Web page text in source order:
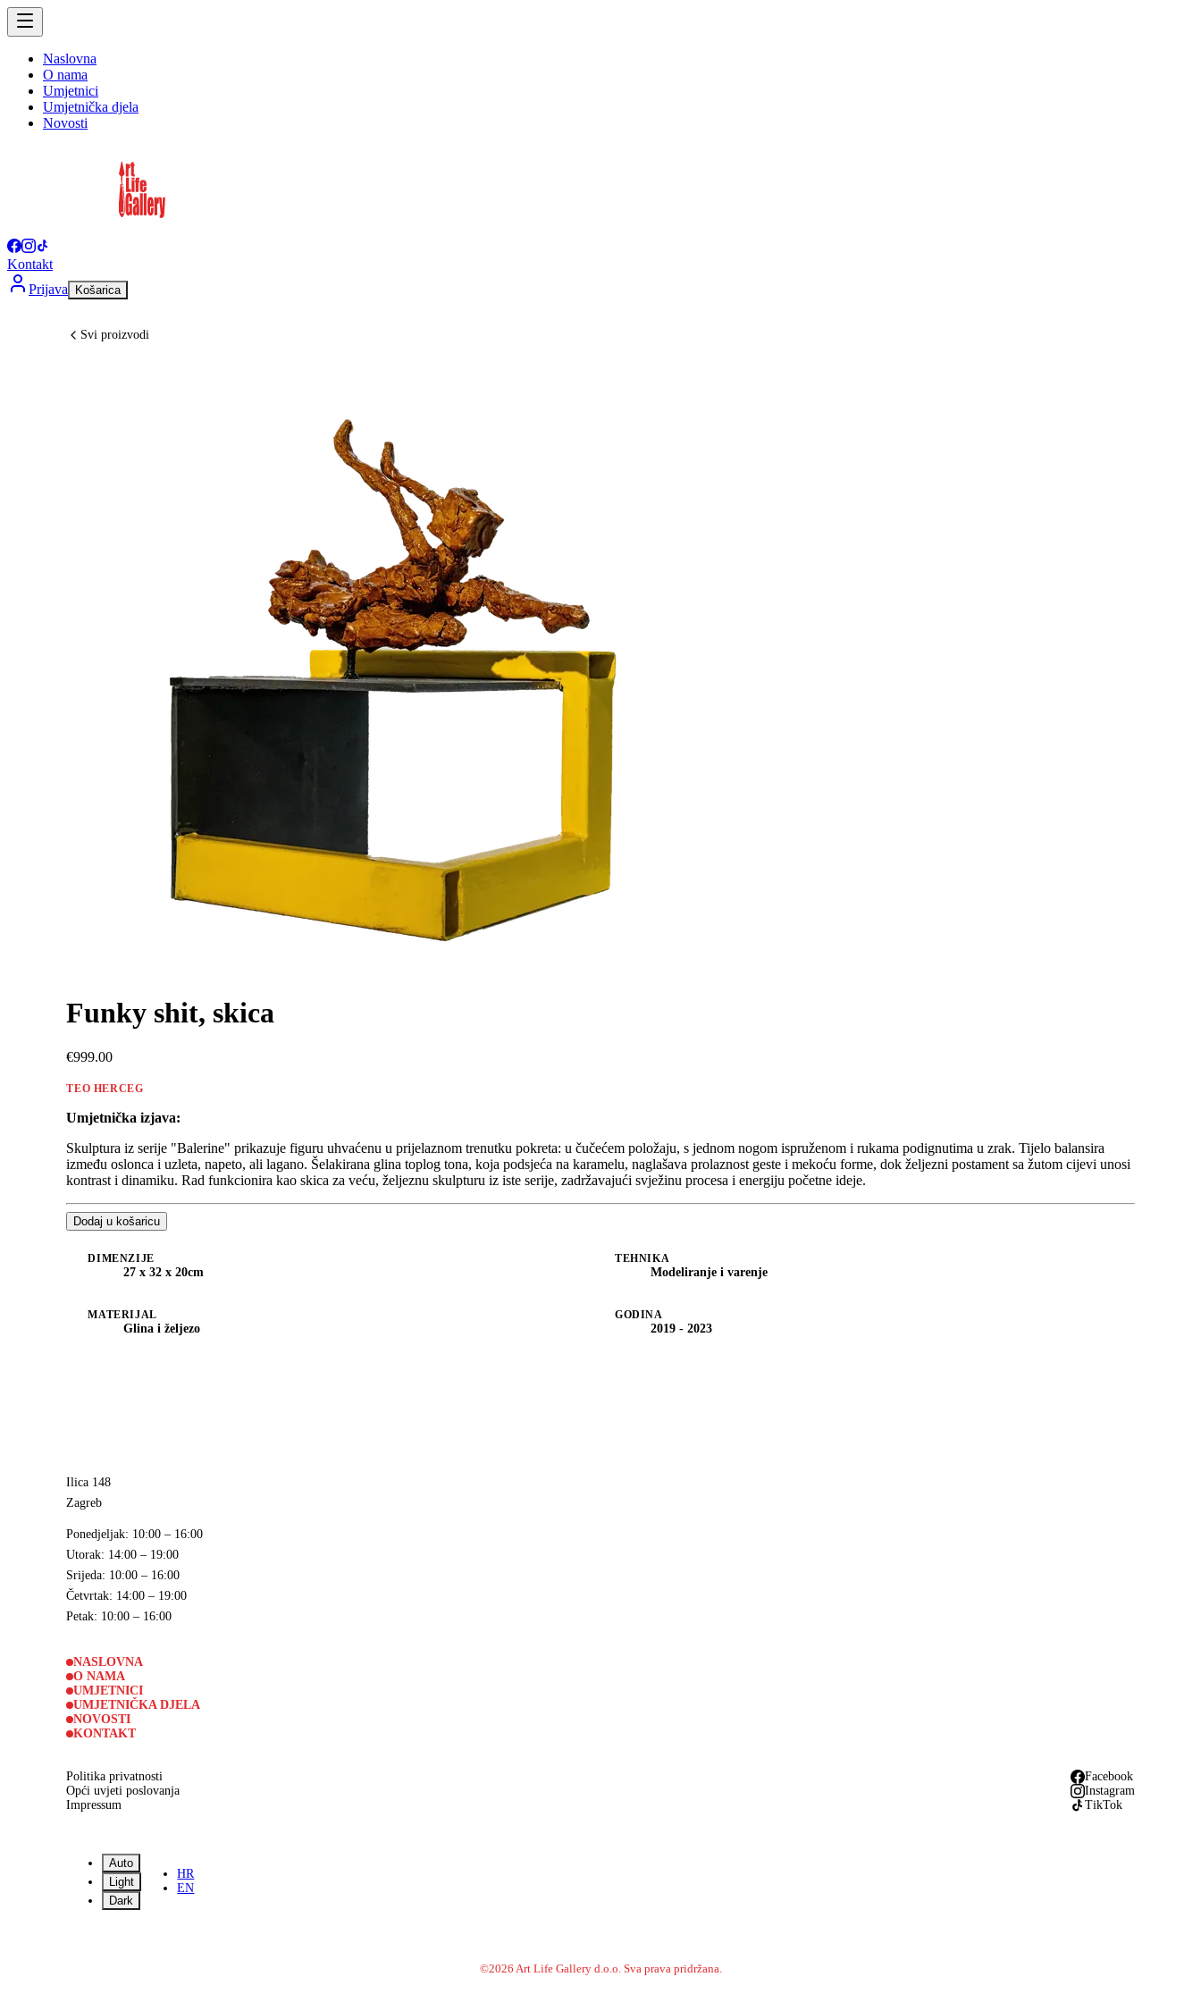
Naslovna
O nama
Umjetnici
Umjetnička djela
Novosti
Kontakt
Prijava
Košarica
Svi proizvodi
Funky shit, skica
€999.00
TEO HERCEG
Umjetnička izjava:
Skulptura iz serije "Balerine" prikazuje figuru uhvaćenu u prijelaznom trenutku pokreta: u čučećem položaju, s jednom nogom ispruženom i rukama podignutima u zrak. Tijelo balansira
između oslonca i uzleta, napeto, ali lagano. Šelakirana glina toplog tona, koja podsjeća na karamelu, naglašava prolaznost geste i mekoću forme, dok željezni postament sa žutom cijevi unosi
kontrast i dinamiku. Rad funkcionira kao skica za veću, željeznu skulpturu iz iste serije, zadržavajući svježinu procesa i energiju početne ideje.
Dodaj u košaricu
DIMENZIJE
27 x 32 x 20cm
TEHNIKA
Modeliranje i varenje
MATERIJAL
Glina i željezo
GODINA
2019 - 2023
Ilica 148
Zagreb
Ponedjeljak: 10:00 – 16:00
Utorak: 14:00 – 19:00
Srijeda: 10:00 – 16:00
Četvrtak: 14:00 – 19:00
Petak: 10:00 – 16:00
NASLOVNA
O NAMA
UMJETNICI
UMJETNIČKA DJELA
NOVOSTI
KONTAKT
Politika privatnosti
Opći uvjeti poslovanja
Impressum
Facebook
Instagram
TikTok
Auto
Light
Dark
HR
EN
©2026 Art Life Gallery d.o.o. Sva prava pridržana.